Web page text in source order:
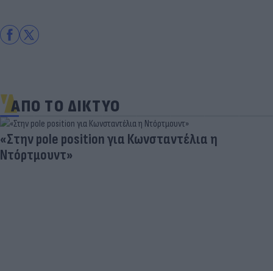
ΑΠΟ ΤΟ ΔΙΚΤΥΟ
«Στην pole position για Κωνσταντέλια η
Ντόρτμουντ»